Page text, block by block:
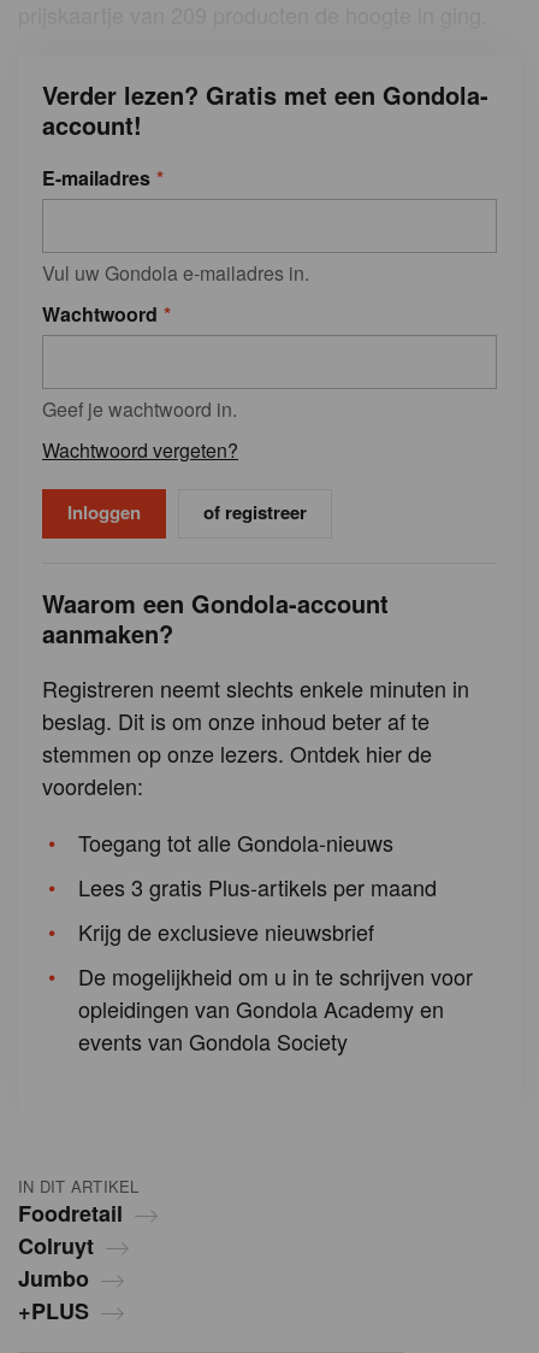
IN DIT ARTIKEL
Foodretail
Colruyt
Jumbo
+PLUS
Verder lezen? Gratis met een Gondola-
account!
E-mailadres
Vul uw Gondola e-mailadres in.
Wachtwoord
Geef je wachtwoord in.
Wachtwoord vergeten?
of registreer
Waarom een Gondola-account
aanmaken?
Registreren neemt slechts enkele minuten in
beslag. Dit is om onze inhoud beter af te
stemmen op onze lezers. Ontdek hier de
voordelen:
Toegang tot alle Gondola-nieuws
Lees 3 gratis Plus-artikels per maand
Krijg de exclusieve nieuwsbrief
De mogelijkheid om u in te schrijven voor
opleidingen van Gondola Academy en
events van Gondola Society